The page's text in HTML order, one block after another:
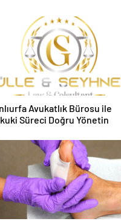
Avukatlık Bürosu ile
Süreci Doğru Yönetin